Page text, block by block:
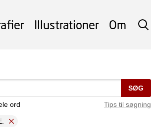
SØG
Illustrationer Om
SØG
Tips til søgning
ord